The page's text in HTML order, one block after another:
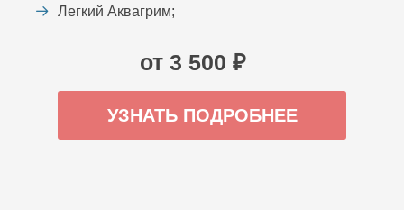
Легкий Аквагрим;
от 3 500 ₽
УЗНАТЬ ПОДРОБНЕЕ